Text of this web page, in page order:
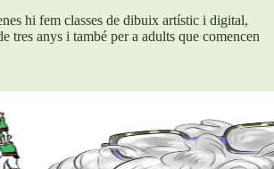
hi fem classes de dibuix artístic i digital,
tres anys i també per a adults que comencen